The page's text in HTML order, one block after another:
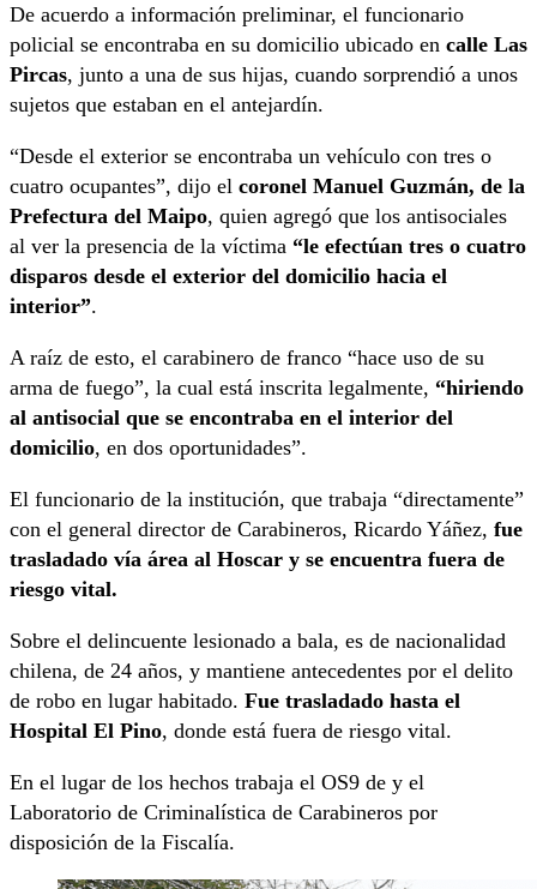
De acuerdo a información preliminar, el funcionario
policial se encontraba en su domicilio ubicado en calle Las
Pircas, junto a una de sus hijas, cuando sorprendió a unos
sujetos que estaban en el antejardín.
“Desde el exterior se encontraba un vehículo con tres o
cuatro ocupantes”, dijo el coronel Manuel Guzmán, de la
Prefectura del Maipo, quien agregó que los antisociales
al ver la presencia de la víctima “le efectúan tres o cuatro
disparos desde el exterior del domicilio hacia el
interior”.
A raíz de esto, el carabinero de franco “hace uso de su
arma de fuego”, la cual está inscrita legalmente, “hiriendo
al antisocial que se encontraba en el interior del
domicilio, en dos oportunidades”.
El funcionario de la institución, que trabaja “directamente”
con el general director de Carabineros, Ricardo Yáñez, fue
trasladado vía área al Hoscar y se encuentra fuera de
riesgo vital.
Sobre el delincuente lesionado a bala, es de nacionalidad
chilena, de 24 años, y mantiene antecedentes por el delito
de robo en lugar habitado. Fue trasladado hasta el
Hospital El Pino, donde está fuera de riesgo vital.
En el lugar de los hechos trabaja el OS9 de y el
Laboratorio de Criminalística de Carabineros por
disposición de la Fiscalía.